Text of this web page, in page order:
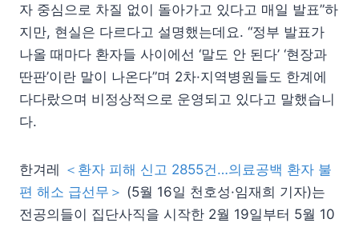
자 중심으로 차질 없이 돌아가고 있다고 매일 발표”하
지만, 현실은 다르다고 설명했는데요. “정부 발표가
나올 때마다 환자들 사이에선 ‘말도 안 된다’ ‘현장과
딴판’이란 말이 나온다”며 2차·지역병원들도 한계에
다다랐으며 비정상적으로 운영되고 있다고 말했습니
다.
한겨레 ＜환자 피해 신고 2855건…의료공백 환자 불
편 해소 급선무＞ (5월 16일 천호성·임재희 기자)는
전공의들이 집단사직을 시작한 2월 19일부터 5월 10